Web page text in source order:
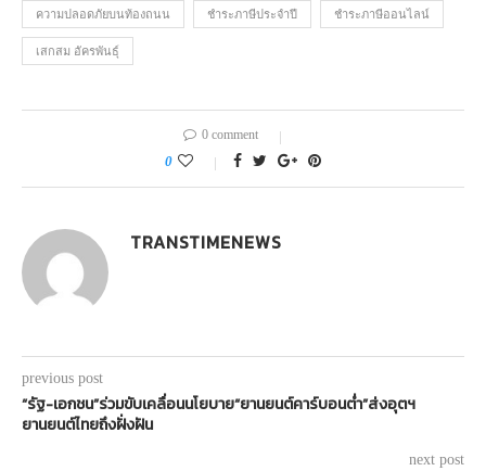
ความปลอดภัยบนท้องถนน ชำระภาษีประจำปี ชำระภาษีออนไลน์
เสกสม อัครพันธุ์
0 comment
0
TRANSTIMENEWS
previous post
“รัฐ-เอกชน”ร่วมขับเคลื่อนนโยบาย“ยานยนต์คาร์บอนต่ำ”ส่งอุตฯ
ยานยนต์ไทยถึงฝั่งฝัน
next post